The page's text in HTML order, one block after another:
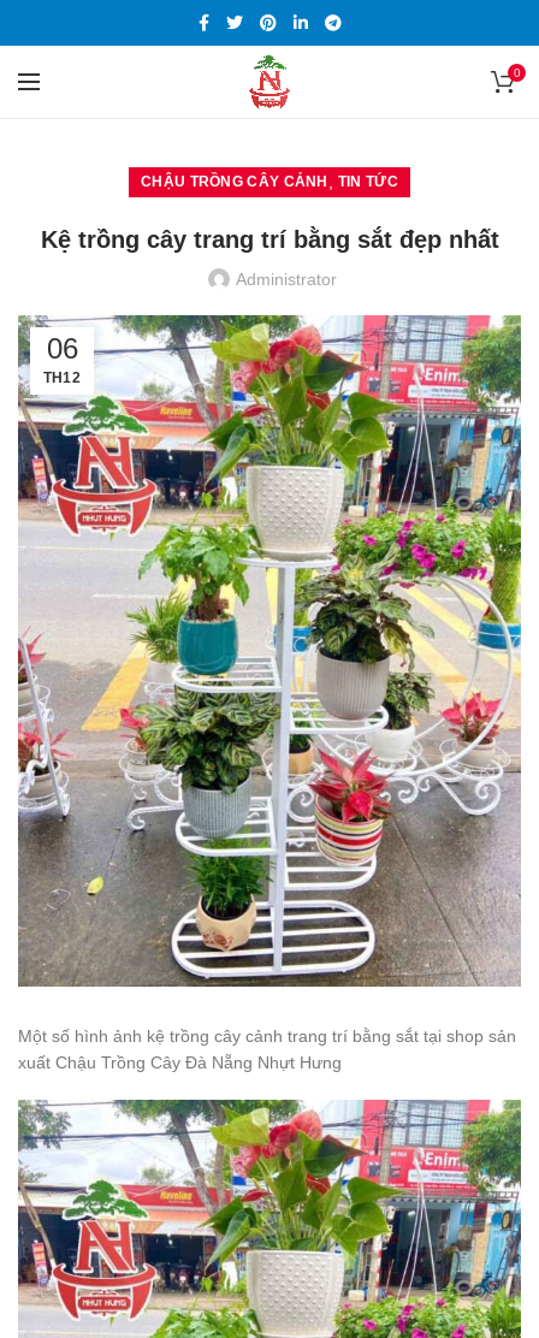
0
CHẬU TRỒNG CÂY CẢNH TIN TỨC
Kệ trồng cây trang trí bằng sắt đẹp nhất
Administrator
06
TH12
Một số hình ảnh kệ trồng cây cảnh trang trí bằng sắt tại shop sản
xuất Chậu Trồng Cây Đà Nẵng Nhựt Hưng